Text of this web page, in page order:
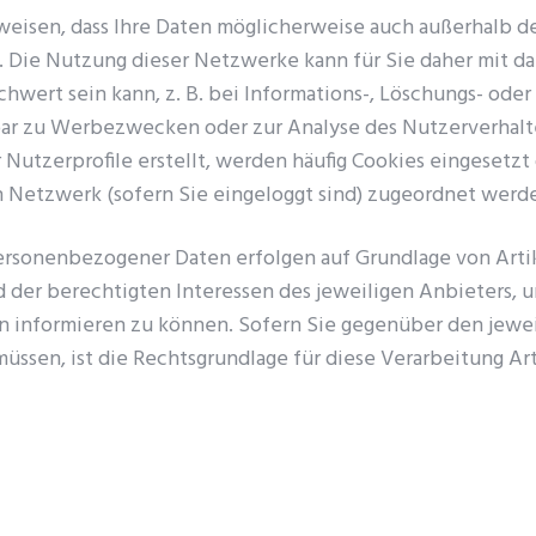
dass Ihre Daten möglicherweise auch außerhalb
Nutzung dieser Netzwerke kann für Sie daher mit
sein kann, z. B. bei Informations-, Löschungs-
zu Werbezwecken oder zur Analyse des
erstellt, werden häufig Cookies
(sofern Sie eingeloggt sind) zugeordnet
Daten erfolgen auf Grundlage von
berechtigten Interessen des jeweiligen Anbieters,
informieren zu können. Sofern Sie gegenüber den
ist die Rechtsgrundlage für diese Verarbeitung